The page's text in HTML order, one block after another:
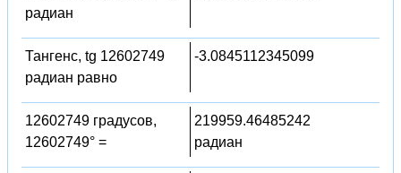
радиан
Тангенс, tg 12602749
радиан равно
-3.0845112345099
12602749 градусов,
12602749° =
219959.46485242
радиан